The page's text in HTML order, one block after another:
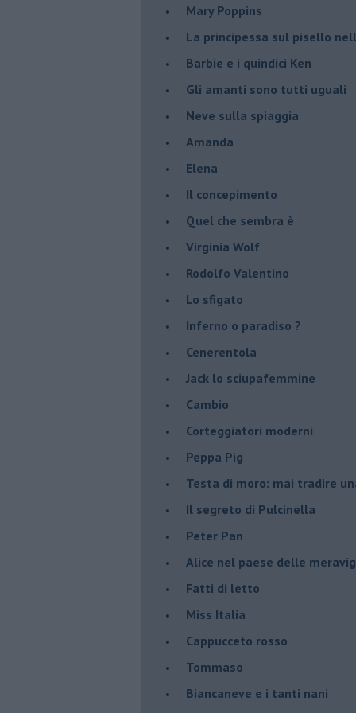
Mary Poppins
La principessa sul pisello
Barbie e i quindici Ken
Gli amanti sono tutti uguali
Neve sulla spiaggia
Amanda
Elena
Il concepimento
Quel che sembra è
Virginia Wolf
Rodolfo Valentino
Lo sfigato
Inferno o paradiso ?
Cenerentola
Jack lo sciupafemmine
Cambio
Corteggiatori moderni
Peppa Pig
Testa di moro: mai tradire
Il segreto di Pulcinella
Peter Pan
Alice nel paese delle
Fatti di letto
Miss Italia
Cappucceto rosso
Tommaso
Biancaneve e i tanti nani